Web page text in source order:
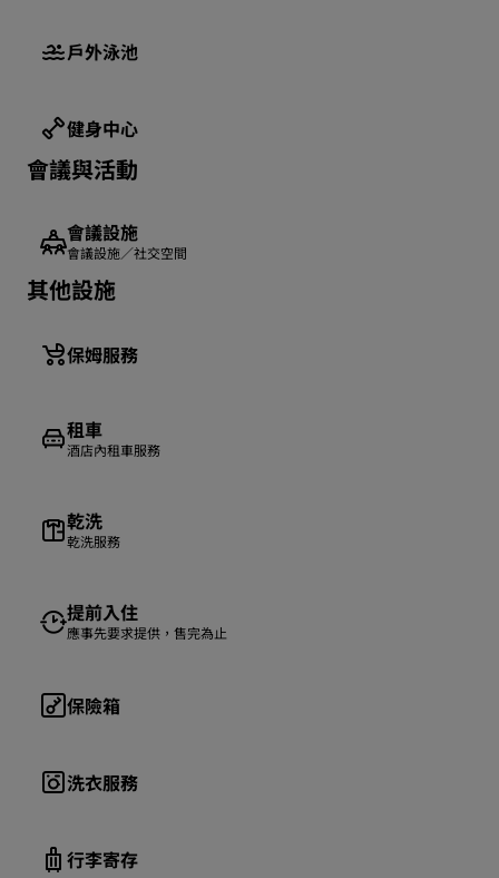
戶外泳池
健身中心
會議與活動
會議設施
會議設施／社交空間
其他設施
保姆服務
租車
酒店內租車服務
乾洗
乾洗服務
提前入住
應事先要求提供，售完為止
保險箱
洗衣服務
行李寄存